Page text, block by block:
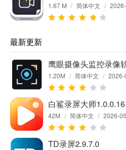
1.67 M / 简体中文 /
最新更新
1.20M / 简体中文 / 2026-
白鲨录屏大师1.0.0.16
42M / 简体中文 / 2026-
TD录屏2.9.7.0